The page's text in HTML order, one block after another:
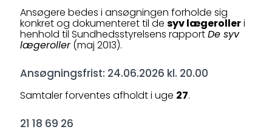
Ansøgere bedes i ansøgningen forholde sig
konkret og dokumenteret til de syv lægerolleri
henhold til Sundhedsstyrelsens rapportDe syv
lægeroller(maj 2013).
Ansøgningsfrist: 24.06.2026 kl. 20.00
Samtaler forventes afholdt i uge 27.
21 18 69 26